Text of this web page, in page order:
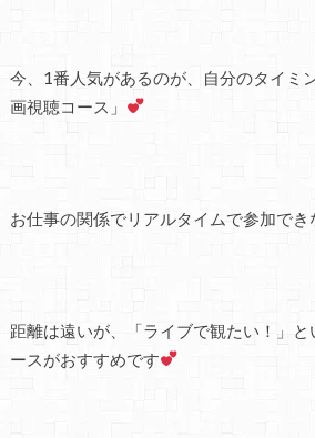
今、1番人気があるのが、
自分のタイミ
画視聴コース」
お仕事の関係でリアルタイムで参加で
距離は遠いが、「ライブで観たい！」
ースがおすすめです